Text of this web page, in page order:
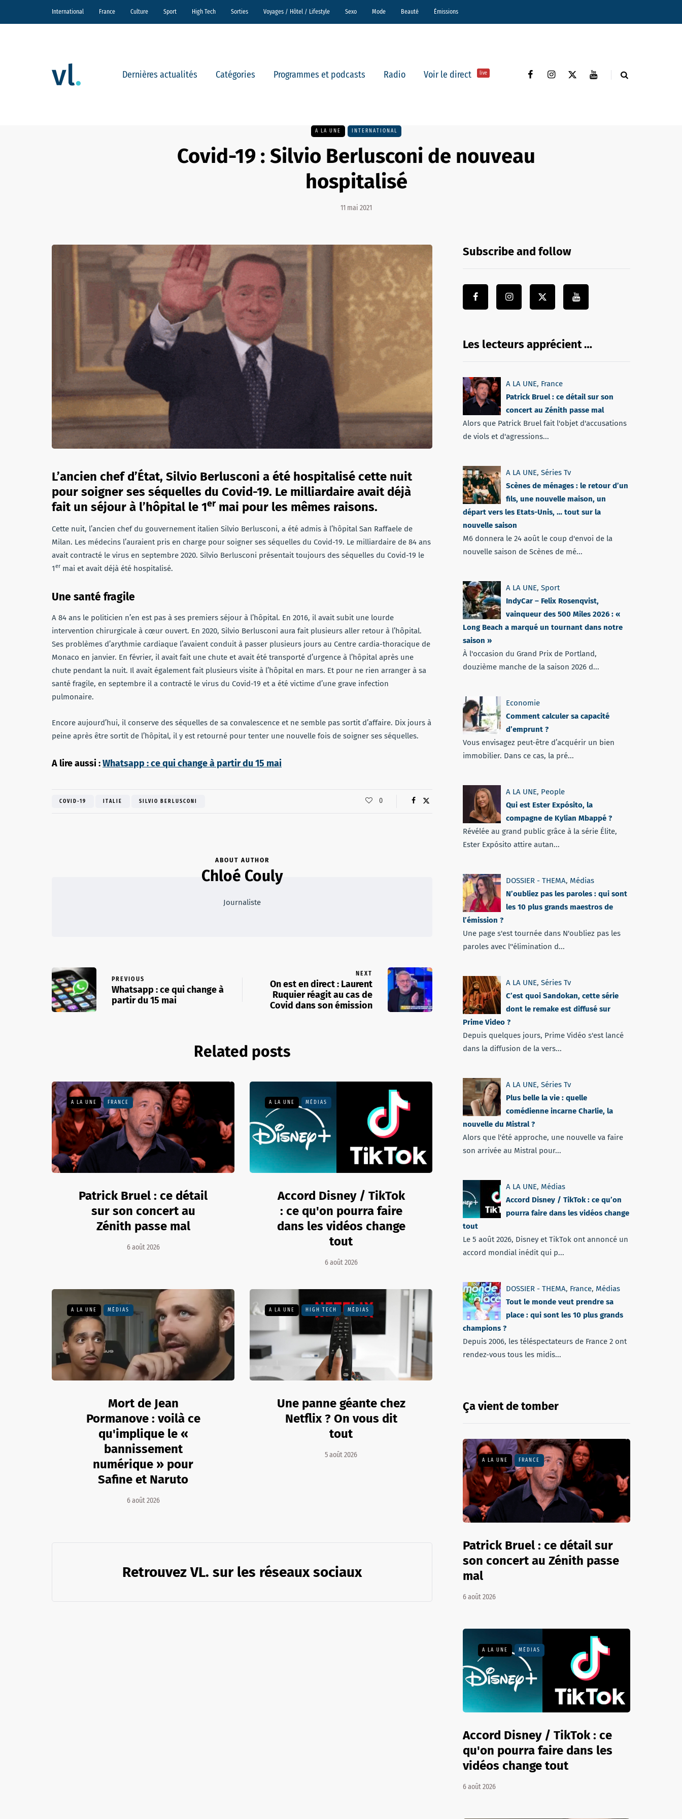
International France Culture Sport High Tech Sorties Voyages / Hôtel / Lifestyle Sexo Mode Beauté Émissions
Dernières actualités Catégories Programmes et podcasts Radio Voir le direct live
A LA UNE INTERNATIONAL
Covid-19 : Silvio Berlusconi de nouveau
hospitalisé
11 mai 2021
L’ancien chef d’État, Silvio Berlusconi a été hospitalisé cette nuit
pour soigner ses séquelles du Covid-19. Le milliardaire avait déjà
fait un séjour à l’hôpital le 1er mai pour les mêmes raisons.
Cette nuit, l’ancien chef du gouvernement italien Silvio Berlusconi, a été admis à l’hôpital San Raffaele de
Milan. Les médecins l’auraient pris en charge pour soigner ses séquelles du Covid-19. Le milliardaire de 84 ans
avait contracté le virus en septembre 2020. Silvio Berlusconi présentait toujours des séquelles du Covid-19 le
1ermai et avait déjà été hospitalisé.
Une santé fragile
A 84 ans le politicien n’en est pas à ses premiers séjour à l’hôpital. En 2016, il avait subit une lourde
intervention chirurgicale à cœur ouvert. En 2020, Silvio Berlusconi aura fait plusieurs aller retour à l’hôpital.
Ses problèmes d’arythmie cardiaque l’avaient conduit à passer plusieurs jours au Centre cardia-thoracique de
Monaco en janvier. En février, il avait fait une chute et avait été transporté d’urgence à l’hôpital après une
chute pendant la nuit. Il avait également fait plusieurs visite à l’hôpital en mars. Et pour ne rien arranger à sa
santé fragile, en septembre il a contracté le virus du Covid-19 et a été victime d’une grave infection
pulmonaire.
Encore aujourd’hui, il conserve des séquelles de sa convalescence et ne semble pas sortit d’affaire. Dix jours à
peine après être sortit de l’hôpital, il y est retourné pour tenter une nouvelle fois de soigner ses séquelles.
A lire aussi :Whatsapp : ce qui change à partir du 15 mai
COVID-19 ITALIE SILVIO BERLUSCONI 0
ABOUT AUTHOR
Chloé Couly
Journaliste
PREVIOUS
Whatsapp : ce qui change à
partir du 15 mai
NEXT
On est en direct : Laurent
Ruquier réagit au cas de
Covid dans son émission
Related posts
A LA UNE FRANCE
Patrick Bruel : ce détail
sur son concert au
Zénith passe mal
6 août 2026
A LA UNE MÉDIAS
Accord Disney / TikTok
: ce qu'on pourra faire
dans les vidéos change
tout
6 août 2026
A LA UNE MÉDIAS
Mort de Jean
Pormanove : voilà ce
qu'implique le «
bannissement
numérique » pour
Safine et Naruto
6 août 2026
A LA UNE HIGH TECH MÉDIAS
Une panne géante chez
Netflix ? On vous dit
tout
5 août 2026
Retrouvez VL. sur les réseaux sociaux
Subscribe and follow
Les lecteurs apprécient …
A LA UNE, France
Patrick Bruel : ce détail sur son
concert au Zénith passe mal
Alors que Patrick Bruel fait l'objet d'accusations
de viols et d'agressions...
A LA UNE, Séries Tv
Scènes de ménages : le retour d’un
fils, une nouvelle maison, un
départ vers les Etats-Unis, … tout sur la
nouvelle saison
M6 donnera le 24 août le coup d'envoi de la
nouvelle saison de Scènes de mé...
A LA UNE, Sport
IndyCar – Felix Rosenqvist,
vainqueur des 500 Miles 2026 : «
Long Beach a marqué un tournant dans notre
saison »
À l'occasion du Grand Prix de Portland,
douzième manche de la saison 2026 d...
Economie
Comment calculer sa capacité
d’emprunt ?
Vous envisagez peut-être d’acquérir un bien
immobilier. Dans ce cas, la pré...
A LA UNE, People
Qui est Ester Expósito, la
compagne de Kylian Mbappé ?
Révélée au grand public grâce à la série Élite,
Ester Expósito attire autan...
DOSSIER - THEMA, Médias
N’oubliez pas les paroles : qui sont
les 10 plus grands maestros de
l’émission ?
Une page s'est tournée dans N'oubliez pas les
paroles avec l''élimination d...
A LA UNE, Séries Tv
C’est quoi Sandokan, cette série
dont le remake est diffusé sur
Prime Video ?
Depuis quelques jours, Prime Vidéo s'est lancé
dans la diffusion de la vers...
A LA UNE, Séries Tv
Plus belle la vie : quelle
comédienne incarne Charlie, la
nouvelle du Mistral ?
Alors que l'été approche, une nouvelle va faire
son arrivée au Mistral pour...
A LA UNE, Médias
Accord Disney / TikTok : ce qu’on
pourra faire dans les vidéos change
tout
Le 5 août 2026, Disney et TikTok ont annoncé un
accord mondial inédit qui p...
DOSSIER - THEMA, France, Médias
Tout le monde veut prendre sa
place : qui sont les 10 plus grands
champions ?
Depuis 2006, les téléspectateurs de France 2 ont
rendez-vous tous les midis...
Ça vient de tomber
A LA UNE FRANCE
Patrick Bruel : ce détail sur
son concert au Zénith passe
mal
6 août 2026
A LA UNE MÉDIAS
Accord Disney / TikTok : ce
qu'on pourra faire dans les
vidéos change tout
6 août 2026